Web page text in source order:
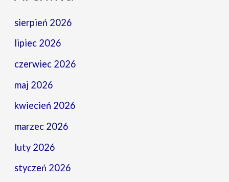
sierpień 2026
lipiec 2026
czerwiec 2026
maj 2026
kwiecień 2026
marzec 2026
luty 2026
styczeń 2026